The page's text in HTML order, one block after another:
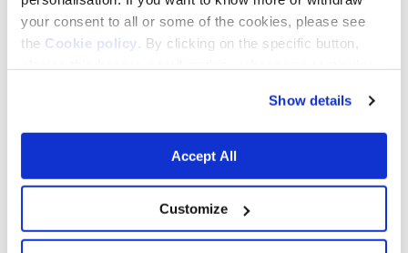
your consent to all or some of the cookies, please see
the Cookie policy. By clicking on the specific button,
Show details
Accept All
Customize
WERDE TEIL DER RECOMMUNITY
Vorname*